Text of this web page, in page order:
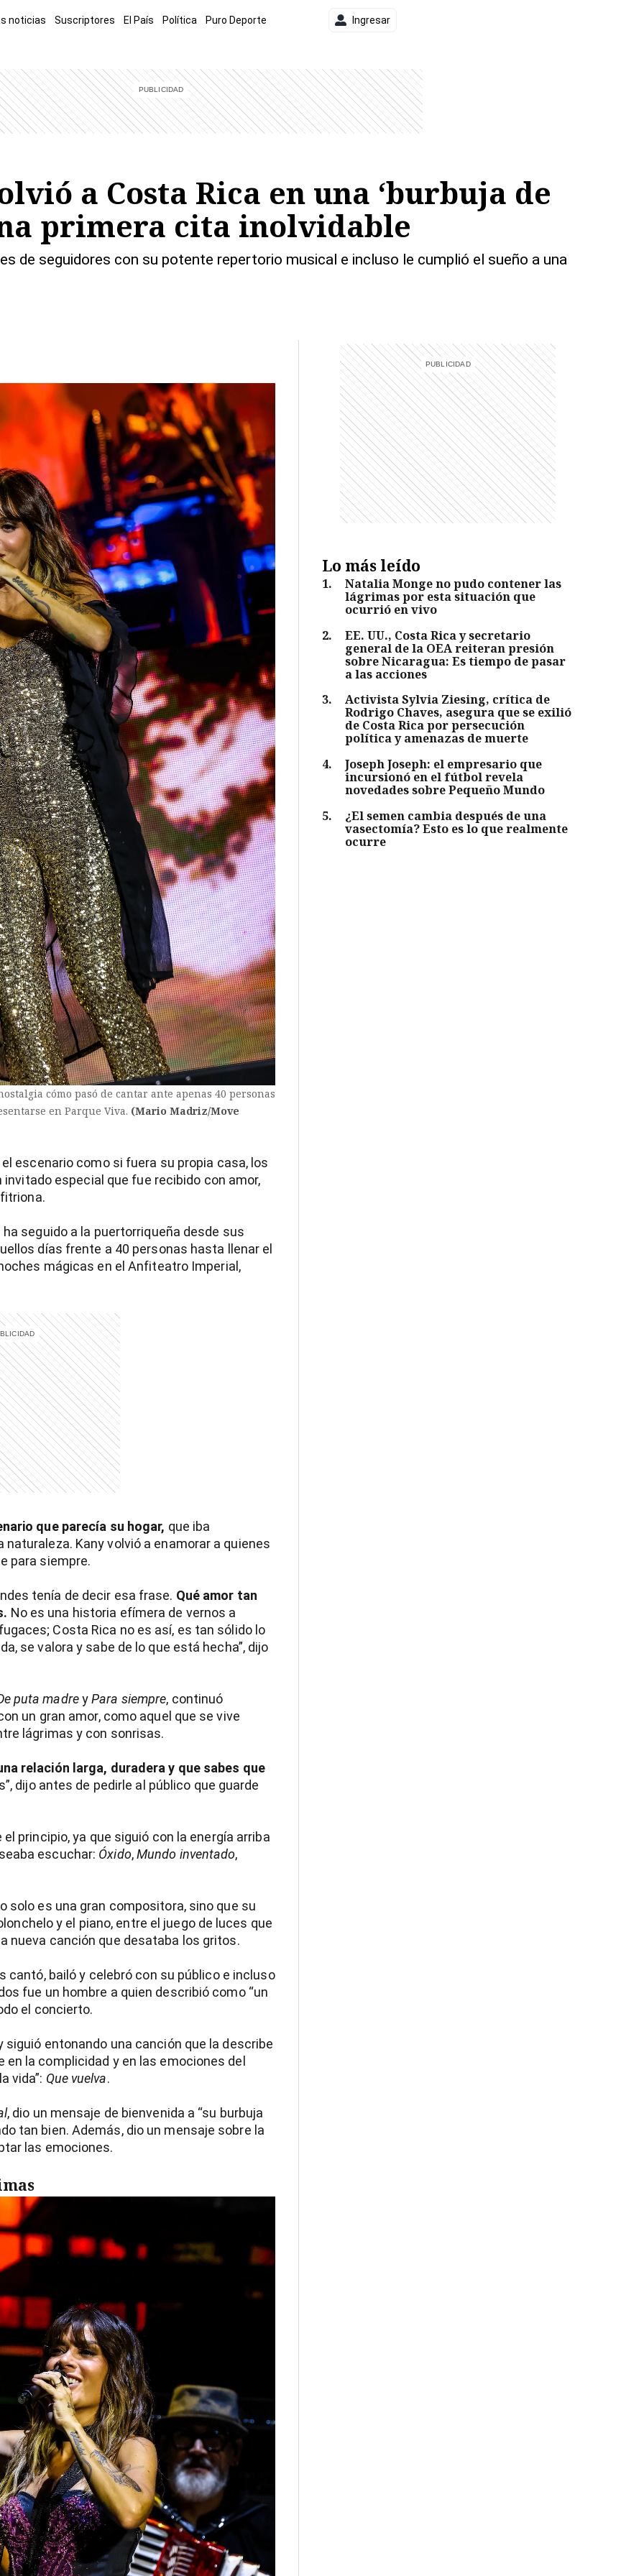
noticias Suscriptores El País Política Puro Deporte Ingresar
a Costa Rica en una ‘burbuja de
primera cita inolvidable
de seguidores con su potente repertorio musical e incluso le cumplió el sueño a una
cómo pasó de cantar ante apenas 40 personas
en Parque Viva. (Mario Madriz/Move
escenario como si fuera su propia casa, los
especial que fue recibido con amor,
seguido a la puertorriqueña desde sus
días frente a 40 personas hasta llenar el
mágicas en el Anfiteatro Imperial,
que parecía su hogar, que iba
Kany volvió a enamorar a quienes
para siempre.
tenía de decir esa frase. Qué amor tan
No es una historia efímera de vernos a
Costa Rica no es así, es tan sólido lo
se valora y sabe de lo que está hecha”, dijo
puta madreyPara siempre, continuó
un gran amor, como aquel que se vive
lágrimas y con sonrisas.
relación larga, duradera y que sabes que
dijo antes de pedirle al público que guarde
principio, ya que siguió con la energía arriba
escuchar: Óxido,Mundo inventado,
solo es una gran compositora, sino que su
y el piano, entre el juego de luces que
nueva canción que desataba los gritos.
cantó, bailó y celebró con su público e incluso
fue un hombre a quien describió como “un
el concierto.
entonando una canción que la describe
la complicidad y en las emociones del
vida”: Que vuelva.
, dio un mensaje de bienvenida a “su burbuja
tan bien. Además, dio un mensaje sobre la
las emociones.
Lo más leído
1.
Natalia Monge no pudo contener las
lágrimas por esta situación que
ocurrió en vivo
2.
EE. UU., Costa Rica y secretario
general de la OEA reiteran presión
sobre Nicaragua: Es tiempo de pasar
a las acciones
3.
Activista Sylvia Ziesing, crítica de
Rodrigo Chaves, asegura que se exilió
de Costa Rica por persecución
política y amenazas de muerte
4.
Joseph Joseph: el empresario que
incursionó en el fútbol revela
novedades sobre Pequeño Mundo
5.
¿El semen cambia después de una
vasectomía? Esto es lo que realmente
ocurre